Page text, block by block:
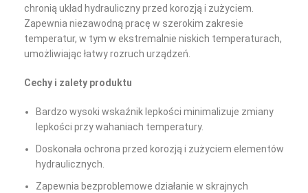
chronią układ hydrauliczny przed korozją i zużyciem.
Zapewnia niezawodną pracę w szerokim zakresie
temperatur, w tym w ekstremalnie niskich temperaturach,
umożliwiając łatwy rozruch urządzeń.
Cechy i zalety produktu
Bardzo wysoki wskaźnik lepkości minimalizuje zmiany
lepkości przy wahaniach temperatury.
Doskonała ochrona przed korozją i zużyciem elementów
hydraulicznych.
Zapewnia bezproblemowe działanie w skrajnych